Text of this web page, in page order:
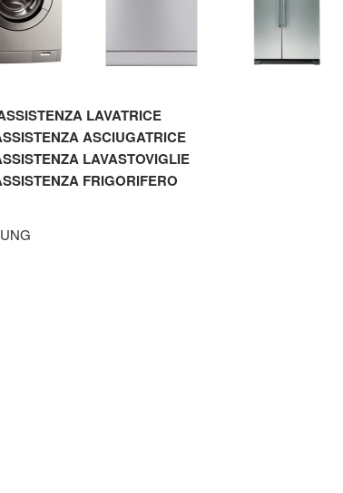
LAVATRICE
ASCIUGATRICE
LAVASTOVIGLIE
FRIGORIFERO